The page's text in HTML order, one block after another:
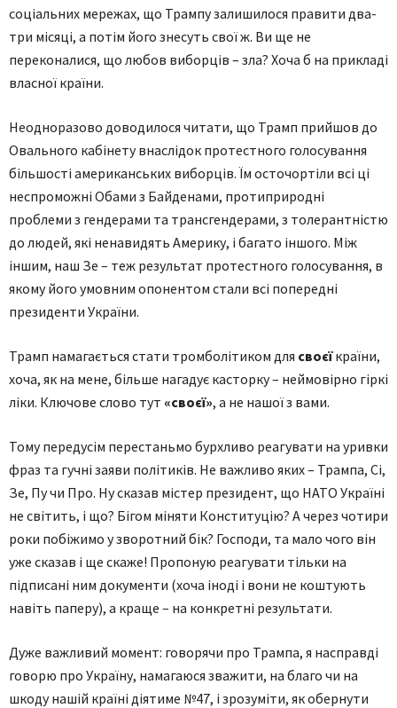
соціальних мережах, що Трампу залишилося правити два-
три місяці, а потім його знесуть свої ж. Ви ще не
переконалися, що любов виборців – зла? Хоча б на прикладі
власної країни.
Неодноразово доводилося читати, що Трамп прийшов до
Овального кабінету внаслідок протестного голосування
більшості американських виборців. Їм осточортіли всі ці
неспроможні Обами з Байденами, протиприродні
проблеми з гендерами та трансгендерами, з толерантністю
до людей, які ненавидять Америку, і багато іншого. Між
іншим, наш Зе – теж результат протестного голосування, в
якому його умовним опонентом стали всі попередні
президенти України.
Трамп намагається стати тромболітиком для своєїкраїни,
хоча, як на мене, більше нагадує касторку – неймовірно гіркі
ліки. Ключове слово тут «своєї», а не нашої з вами.
Тому передусім перестаньмо бурхливо реагувати на уривки
фраз та гучні заяви політиків. Не важливо яких – Трампа, Сі,
Зе, Пу чи Про. Ну сказав містер президент, що НАТО Україні
не світить, і що? Бігом міняти Конституцію? А через чотири
роки побіжимо у зворотний бік? Господи, та мало чого він
уже сказав і ще скаже! Пропоную реагувати тільки на
підписані ним документи (хоча іноді і вони не коштують
навіть паперу), а краще – на конкретні результати.
Дуже важливий момент: говорячи про Трампа, я насправді
говорю про Україну, намагаюся зважити, на благо чи на
шкоду нашій країні діятиме №47, і зрозуміти, як обернути